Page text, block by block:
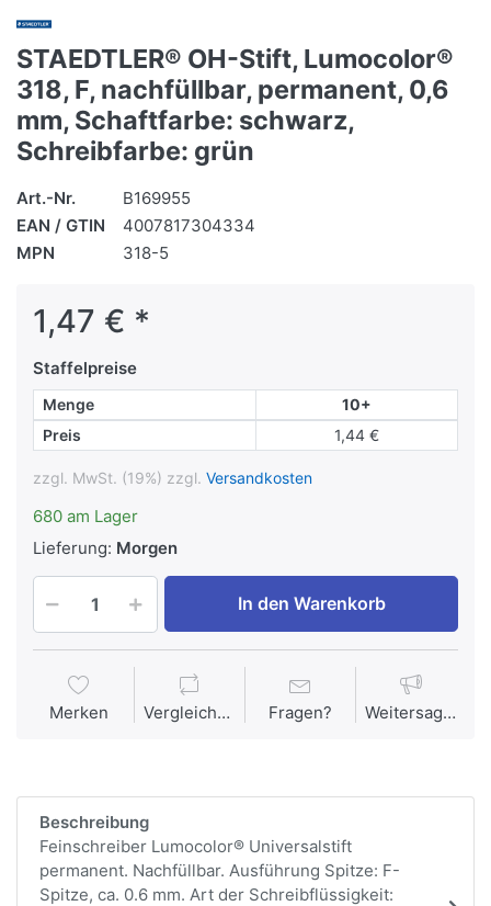
STAEDTLER® OH-Stift, Lumocolor®
318, F, nachfüllbar, permanent, 0,6
mm, Schaftfarbe: schwarz,
Schreibfarbe: grün
Art.-Nr.
B169955
EAN / GTIN
4007817304334
MPN
318-5
1,47 € *
Staffelpreise
Menge
10+
Preis
1,44 €
zzgl. MwSt. (19%) zzgl. Versandkosten
680 am Lager
Lieferung: Morgen
In den Warenkorb
Merken Vergleichen Fragen? Weitersagen
Beschreibung
Feinschreiber Lumocolor® Universalstift
permanent. Nachfüllbar. Ausführung Spitze: F-
Spitze, ca. 0.6 mm. Art der Schreibflüssigkeit: